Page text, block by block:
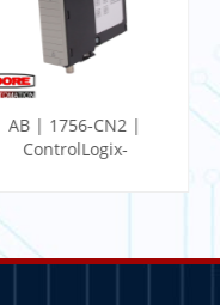
AB | 1756-CN2 |
ControlLogix-